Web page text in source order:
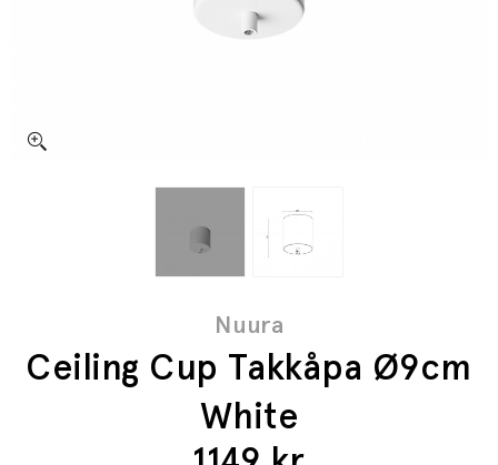
Nuura
Ceiling Cup Takkåpa Ø9cm
White